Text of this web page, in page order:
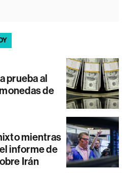
prueba al
de
mientras
informe de
Irán